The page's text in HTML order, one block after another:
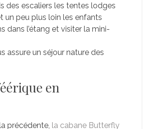
des escaliers les tentes lodges
un peu plus loin les enfants
dans l’étang et visiter la mini-
assure un séjour nature des
en
précédente, la cabane Butterfly